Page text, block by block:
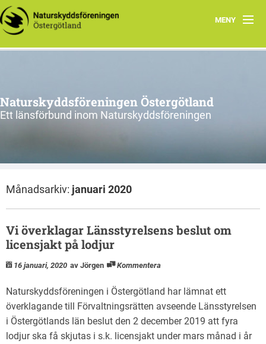
MENY
Aktuellt
Natur i Östergötland
Kretsar
Naturskyddsföreningen Östergötland
Ett länsförbund inom Naturskyddsföreningen
Månadsarkiv: januari 2020
Vi överklagar Länsstyrelsens beslut om
licensjakt på lodjur
16 januari, 2020 av Jörgen Kommentera
Naturskyddsföreningen i Östergötland har lämnat ett
överklagande till Förvaltningsrätten avseende Länsstyrelsen
i Östergötlands län beslut den 2 december 2019 att fyra
lodjur ska få skjutas i s.k. licensjakt under mars månad i år